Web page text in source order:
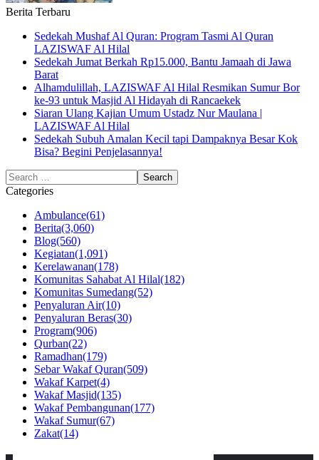
Berita Terbaru
Sedekah Mushaf Al Quran: Program Tasmi Al Quran
LAZISWAF Al Hilal
Sedekah Jumat Berkah Rp15.000, Bantu Jamaah di Jawa
Barat
Alhamdulillah, LAZISWAF Al Hilal Resmikan Sumur Bor
ke-93 untuk Masjid Al Hidayah di Rancaekek
Siaran Ulang Kajian Umum Ustadz Nur Maulana |
LAZISWAF Al Hilal
Sedekah Subuh Amalan Kecil tapi Dampaknya Besar Kok
Bisa? Begini Penjelasannya!
Categories
Ambulance(61)
Berita(3,060)
Blog(560)
Kegiatan(1,091)
Kerelawanan(178)
Komunitas Sahabat Al Hilal(182)
Komunitas Sumedang(52)
Penyaluran Air(10)
Penyaluran Beras(30)
Program(906)
Qurban(22)
Ramadhan(179)
Sebar Wakaf Quran(509)
Wakaf Karpet(4)
Wakaf Masjid(135)
Wakaf Pembangunan(177)
Wakaf Sumur(67)
Zakat(14)